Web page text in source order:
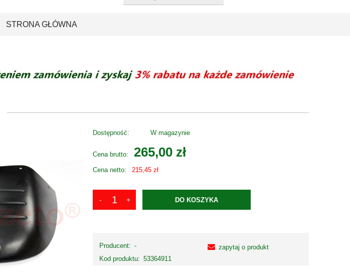
STRONA GŁÓWNA
Dostępność: W magazynie
Cena brutto: 265,00 zł
Cena netto: 215,45 zł
DO KOSZYKA
Producent: -
Kod produktu: 53364911
zapytaj o produkt